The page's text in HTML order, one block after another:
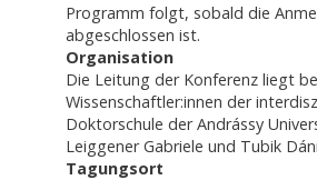
Programm folgt, sobald die
abgeschlossen ist.
Organisation
Die Leitung der Konferenz liegt
Wissenschaftler:innen der
Doktorschule der Andrássy
Leiggener Gabriele und Tubik
Tagungsort